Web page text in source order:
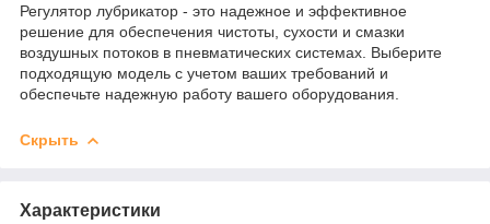
Регулятор лубрикатор - это надежное и эффективное
решение для обеспечения чистоты, сухости и смазки
воздушных потоков в пневматических системах. Выберите
подходящую модель с учетом ваших требований и
обеспечьте надежную работу вашего оборудования.
Скрыть
Характеристики